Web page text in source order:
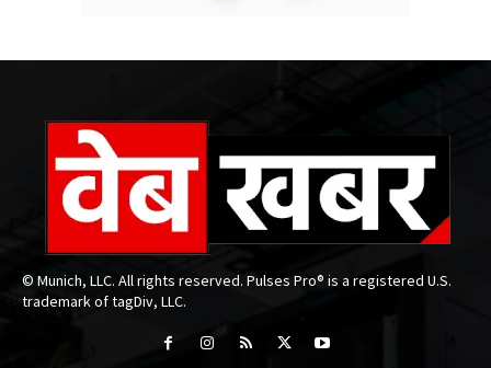
© Munich, LLC. All rights reserved. Pulses Pro® is a registered U.S.
trademark of tagDiv, LLC.